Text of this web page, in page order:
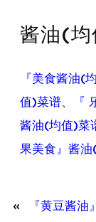
酱油(
『美食酱油(
值)菜谱、 『
酱油(均值)菜
果美食』酱
«
『黄豆酱油